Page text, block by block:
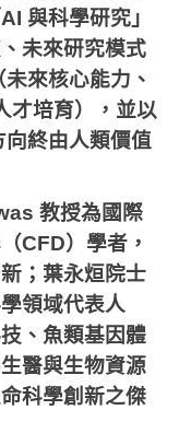
與科學研究」
未來研究模式
來核心能力、
才培育），並以
向終由人類價值
教授為國際
CFD）學者，
；葉永烜院士
領域代表人
、魚類基因體
醫與生物資源
科學創新之傑